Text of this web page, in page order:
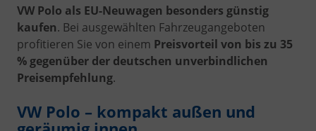
VW Polo als EU-Neuwagen besonders günstig
kaufen. Bei ausgewählten Fahrzeugangeboten
profitieren Sie von einem Preisvorteil von bis zu 35
% gegenüber der deutschen unverbindlichen
Preisempfehlung.
VW Polo – kompakt außen und